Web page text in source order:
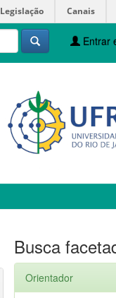
Legislação Canais
Entrar
Busca
Orientador